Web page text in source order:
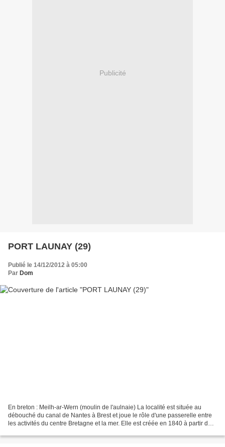
Publicité
PORT LAUNAY (29)
Publié le 14/12/2012 à 05:00
Par Dom
En breton : Meilh-ar-Wern (moulin de l'aulnaie) La localité est située au
débouché du canal de Nantes à Brest et joue le rôle d'une passerelle entre
les activités du centre Bretagne et la mer. Elle est créée en 1840 à partir de